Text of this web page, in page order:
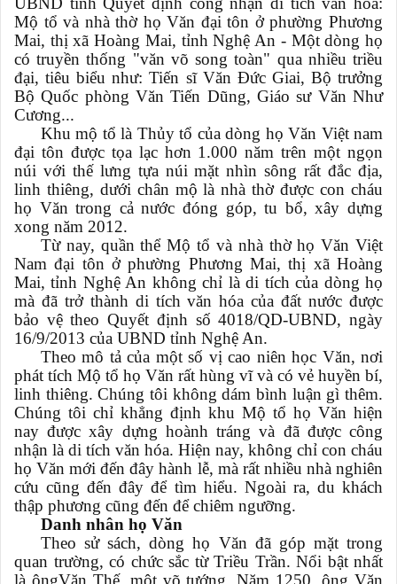
Mộ tổ và nhà thờ họ Văn đại tôn ở phường Phương
Mai, thị xã Hoàng Mai, tỉnh Nghệ An - Một dòng họ
có truyền thống "văn võ song toàn" qua nhiều triều
đại, tiêu biểu như: Tiến sĩ Văn Đức Giai, Bộ trưởng
Bộ Quốc phòng Văn Tiến Dũng, Giáo sư Văn Như
Cương...
Khu mộ tổ là Thủy tổ của dòng họ Văn Việt nam
đại tôn được tọa lạc hơn 1.000 năm trên một ngọn
núi với thế lưng tựa núi mặt nhìn sông rất đắc địa,
linh thiêng, dưới chân mộ là nhà thờ được con cháu
họ Văn trong cả nước đóng góp, tu bổ, xây dựng
xong năm 2012.
Từ nay, quần thể Mộ tổ và nhà thờ họ Văn Việt
Nam đại tôn ở phường Phương Mai, thị xã Hoàng
Mai, tỉnh Nghệ An không chỉ là di tích của dòng họ
mà đã trở thành di tích văn hóa của đất nước được
bảo vệ theo Quyết định số 4018/QD-UBND, ngày
16/9/2013 của UBND tỉnh Nghệ An.
Theo mô tả của một số vị cao niên học Văn, nơi
phát tích Mộ tổ họ Văn rất hùng vĩ và có vẻ huyền bí,
linh thiêng. Chúng tôi không dám bình luận gì thêm.
Chúng tôi chỉ khẳng định khu Mộ tổ họ Văn hiện
nay được xây dựng hoành tráng và đã được công
nhận là di tích văn hóa. Hiện nay, không chỉ con cháu
họ Văn mới đến đây hành lễ, mà rất nhiều nhà nghiên
cứu cũng đến đây để tìm hiểu. Ngoài ra, du khách
thập phương cũng đến để chiêm ngưỡng.
Danh nhân họ Văn
Theo sử sách, dòng họ Văn đã góp mặt trong
quan trường, có chức sắc từ Triều Trần. Nổi bật nhất
là ôngVăn Thế, một võ tướng. Năm 1250, ông Văn